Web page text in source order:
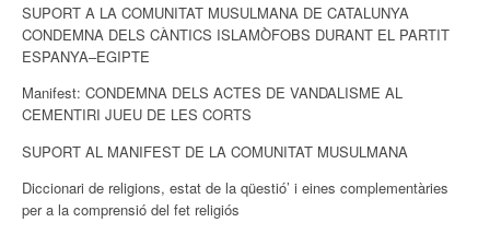
SUPORT A LA COMUNITAT MUSULMANA DE CATALUNYA
CONDEMNA DELS CÀNTICS ISLAMÒFOBS DURANT EL PARTIT
ESPANYA–EGIPTE
Manifest: CONDEMNA DELS ACTES DE VANDALISME AL
CEMENTIRI JUEU DE LES CORTS
SUPORT AL MANIFEST DE LA COMUNITAT MUSULMANA
Diccionari de religions, estat de la qüestió’ i eines complementàries
per a la comprensió del fet religiós